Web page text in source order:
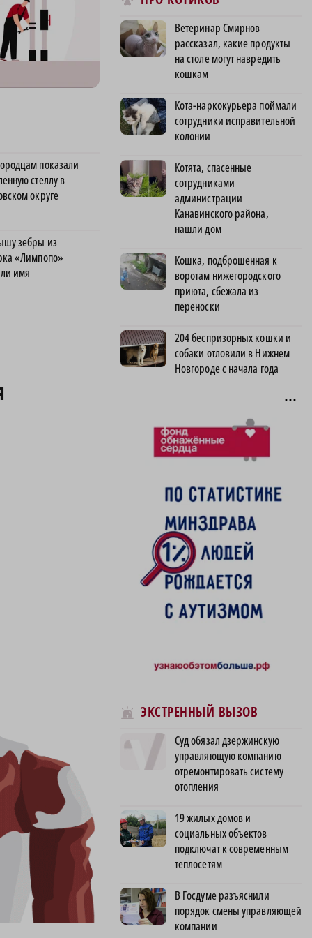
показали
стеллу в
округе
зебры из
«Лимпопо»
имя
Ветеринар Смирнов
рассказал, какие продукты
на столе могут навредить
кошкам
Кота-наркокурьера поймали
сотрудники исправительной
колонии
Котята, спасенные
сотрудниками
администрации
Канавинского района,
нашли дом
Кошка, подброшенная к
воротам нижегородского
приюта, сбежала из
переноски
204 беспризорных кошки и
собаки отловили в Нижнем
Новгороде с начала года
ЭКСТРЕННЫЙ ВЫЗОВ
Суд обязал дзержинскую
управляющую компанию
отремонтировать систему
отопления
19 жилых домов и
социальных объектов
подключат к современным
теплосетям
В Госдуме разъяснили
порядок смены управляющей
компании